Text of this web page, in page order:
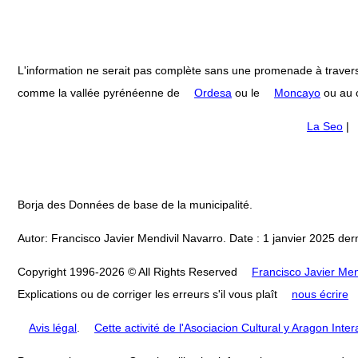
L'information ne serait pas complète sans une promenade à
comme la vallée pyrénéenne de
Ordesa ou le Moncayo ou au
La Seo |
Borja des Données de base de la municipalité.
Autor: Francisco Javier Mendivil Navarro. Date : 1 janvier 2025
Copyright 1996-2026 © All Rights Reserved
Francisco Javier
Explications ou de corriger les erreurs s'il vous plaît
nous écrire
Avis légal Cette activité de l'Asociacion Cultural y Aragon